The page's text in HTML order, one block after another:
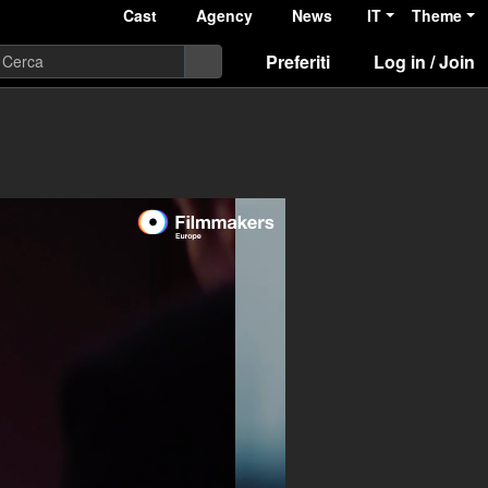
Cast Agency News IT Theme
Preferiti Log in / Join